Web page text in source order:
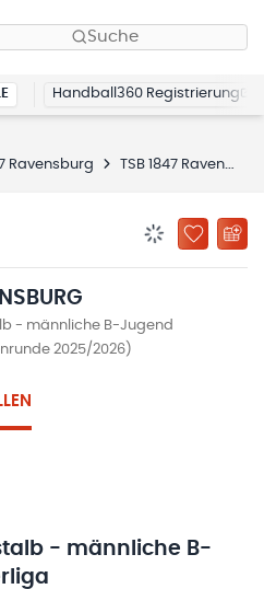
Suche
Handball360 Registrierung
Ravensburg TSB 1847 Ravensburg
ZU
- männliche B-Jugend
2025/2026)
- männliche B-